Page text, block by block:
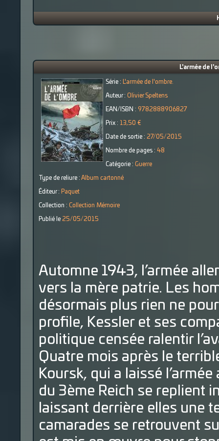
L'armée de
Série : L'armée de l'ombre.
Auteur : Olivier Speltens
EAN/ISBN : 9782888906827
Prix : 13,50 €
Date de sortie : 27/05/2015
Nombre de pages : 48
Catégorie : Guerre
Type de reliure : Album cartonné
Éditeur : Paquet
Collection : Collection Mémoire
Publié le 25/05/2015
Automne 1943, l’armée
vers la mère patrie. Les
désormais plus rien ne
profile, Kessler et ses
politique censée ralentir
Quatre mois après le
Koursk, qui a laissé
du 3ème Reich se replient
laissant derrière elles une
camarades se retrouvent